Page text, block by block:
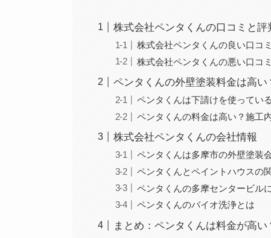
株式会社ペンタくんの口コミと評
株式会社ペンタくんの良い口コ
株式会社ペンタくんの悪い口コ
ペンタくんの外壁塗装料金は高い
ペンタくんは下請けを使ってい
ペンタくんの料金は高い？施工
株式会社ペンタくんの会社情報
ペンタくんは多摩市の外壁塗装
ペンタくんとペイントハウスの
ペンタくんの多摩センタービル
ペンタくんのバイオ洗浄とは
まとめ：ペンタくんは料金が高